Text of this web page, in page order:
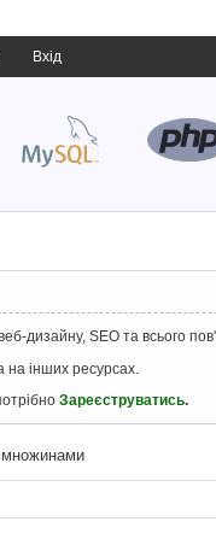
Вхід
дизайну, SEO та всього
інших ресурсах.
Зареєструватись.
множинами